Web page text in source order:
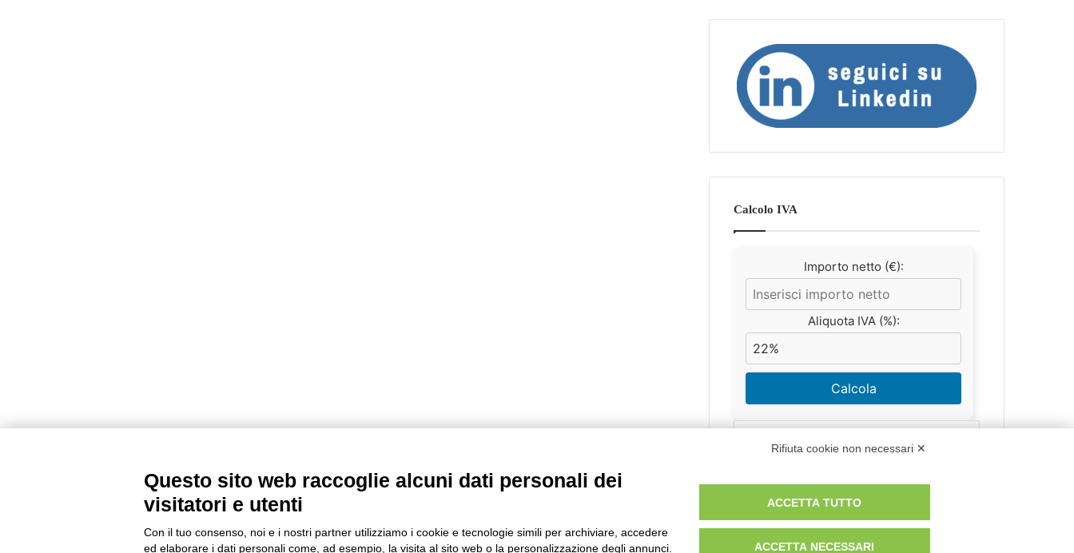
Calcolo IVA
Importo netto (€):
Aliquota IVA (%):
Calcola
Scorporo IVA
Importo lordo (€):
Rifiuta cookie non necessari ✕
Questo sito web raccoglie alcuni dati personali dei
visitatori e utenti
Con il tuo consenso, noi e i nostri partner utilizziamo i cookie e tecnologie simili per archiviare, accedere
ed elaborare i dati personali come, ad esempio, la visita al sito web o la personalizzazione degli annunci.
ACCETTA TUTTO
ACCETTA NECESSARI